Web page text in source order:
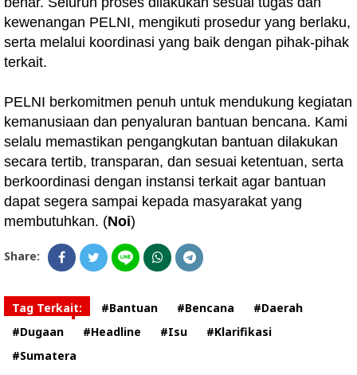
kewenangan PELNI, mengikuti prosedur yang berlaku,
serta melalui koordinasi yang baik dengan pihak-pihak
terkait.
PELNI berkomitmen penuh untuk mendukung kegiatan
kemanusiaan dan penyaluran bantuan bencana. Kami
selalu memastikan pengangkutan bantuan dilakukan
secara tertib, transparan, dan sesuai ketentuan, serta
berkoordinasi dengan instansi terkait agar bantuan
dapat segera sampai kepada masyarakat yang
membutuhkan. (Noi)
Share:
Tag Terkait: #Bantuan #Bencana
#Daerah
#Dugaan
#Headline #Isu
#Klarifikasi
#Sumatera